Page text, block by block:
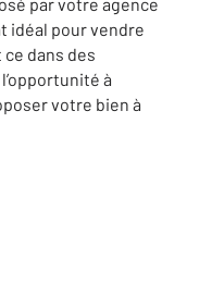
idéal pour vendre
dans des
à
votre bien à